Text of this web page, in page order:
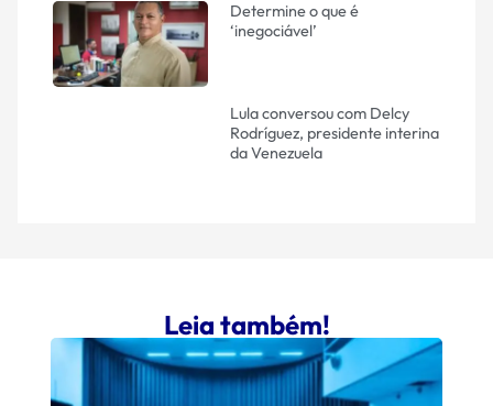
Determine o que é
‘inegociável’
Lula conversou com Delcy
Rodríguez, presidente interina
da Venezuela
Leia também!